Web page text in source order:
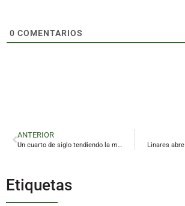
0 COMENTARIOS
ANTERIOR
Un cuarto de siglo tendiendo la mano a Linares
Etiquetas